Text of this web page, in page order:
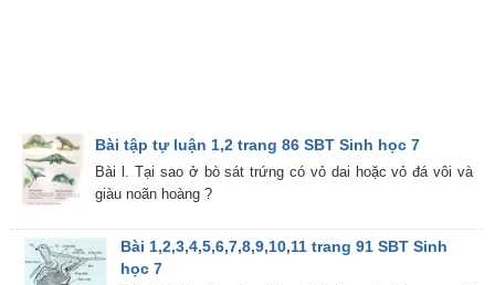
Bài tập tự luận 1,2 trang 86 SBT Sinh học 7
Bài l. Tại sao ở bò sát trứng có vỏ dai hoặc vỏ đá vôi và
giàu noãn hoàng ?
Bài 1,2,3,4,5,6,7,8,9,10,11 trang 91 SBT Sinh
học 7